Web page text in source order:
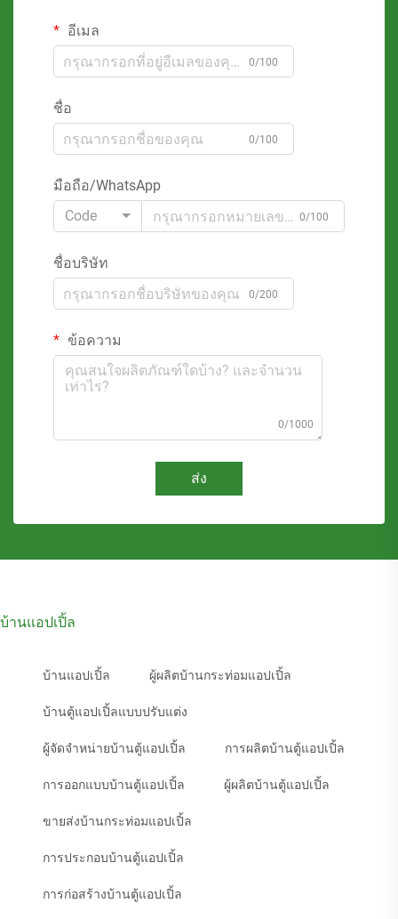
อีเมล
0/100
ชื่อ
0/100
มือถือ/WhatsApp
Code
0/100
ชื่อบริษัท
0/200
ข้อความ
0/1000
ส่ง
บ้านแอปเปิ้ล
บ้านแอปเปิ้ล ผู้ผลิตบ้านกระท่อมแอปเปิ้ล
บ้านตู้แอปเปิ้ลแบบปรับแต่ง
ผู้จัดจำหน่ายบ้านตู้แอปเปิ้ล การผลิตบ้านตู้แอปเปิ้ล
การออกแบบบ้านตู้แอปเปิ้ล ผู้ผลิตบ้านตู้แอปเปิ้ล
ขายส่งบ้านกระท่อมแอปเปิ้ล
การประกอบบ้านตู้แอปเปิ้ล
การก่อสร้างบ้านตู้แอปเปิ้ล